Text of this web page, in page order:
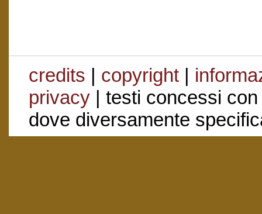
credits | copyright|
privacy| testi concessi
dove diversamente